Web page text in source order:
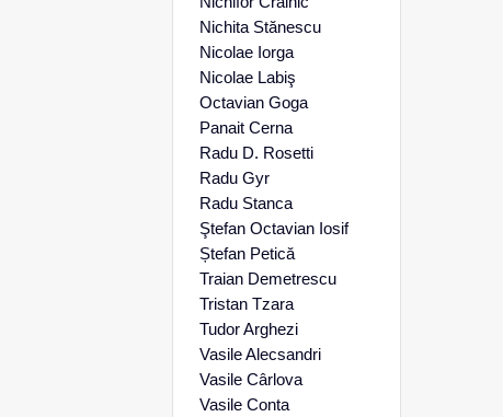
Nichita Stănescu
Nicolae Iorga
Nicolae Labiş
Octavian Goga
Panait Cerna
Radu D. Rosetti
Radu Gyr
Radu Stanca
Ştefan Octavian Iosif
Ștefan Petică
Traian Demetrescu
Tristan Tzara
Tudor Arghezi
Vasile Alecsandri
Vasile Cârlova
Vasile Conta